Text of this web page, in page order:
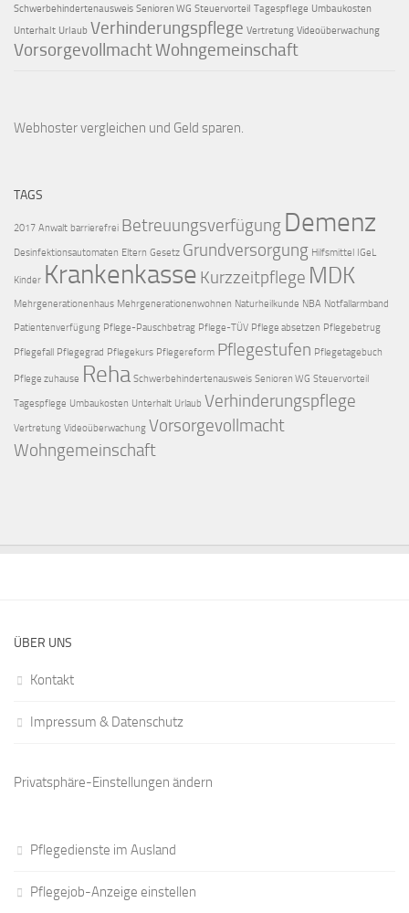
Schwerbehindertenausweis Senioren WG Steuervorteil Tagespflege Umbaukosten
Unterhalt Urlaub Verhinderungspflege Vertretung Videoüberwachung
VorsorgevollmachtWohngemeinschaft
Webhoster vergleichen und Geld sparen.
TAGS
2017 Anwalt barrierefrei Betreuungsverfügung Demenz
Desinfektionsautomaten Eltern Gesetz Grundversorgung Hilfsmittel IGeL
Kinder Krankenkasse Kurzzeitpflege MDK
Mehrgenerationenhaus Mehrgenerationenwohnen Naturheilkunde NBA Notfallarmband
Patientenverfügung Pflege-Pauschbetrag Pflege-TÜV Pflege absetzen Pflegebetrug
Pflegefall Pflegegrad Pflegekurs Pflegereform Pflegestufen Pflegetagebuch
Pflege zuhause Reha Schwerbehindertenausweis Senioren WG Steuervorteil
Tagespflege Umbaukosten Unterhalt Urlaub Verhinderungspflege
Vertretung Videoüberwachung Vorsorgevollmacht
Wohngemeinschaft
ÜBER UNS
Kontakt
Impressum & Datenschutz
Privatsphäre-Einstellungen ändern
Pflegedienste im Ausland
Pflegejob-Anzeige einstellen